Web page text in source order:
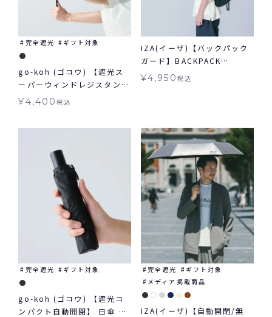
完全遮光 ギフト対象
go-koh (ゴコウ) 【遮光ス
ーパーウィンドレジスタン
ス】 日傘 折りたたみ 耐風
¥4,400税込
IZA(イーザ)【バックパック
ガード】BACKPACK
GUARD 日傘 折りたたみ ギ
¥4,950 税込
完全遮光 ギフト対象
go-koh (ゴコウ) 【遮光コ
ンパクト自動開閉】 日傘 折
完全遮光
ギフト対象
メディア掲載商品
IZA(イーザ)【自動開閉/無